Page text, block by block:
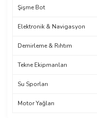
Şişme Bot
Elektronik & Navigasyon
Demirleme & Rıhtım
Tekne Ekipmanları
Su Sporları
Motor Yağları